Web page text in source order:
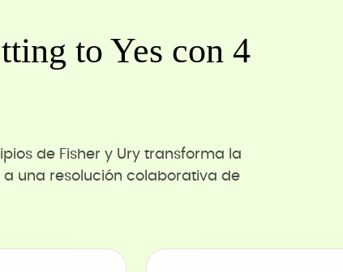
to Yes con 4
de Fisher y Ury transforma la
una resolución colaborativa de